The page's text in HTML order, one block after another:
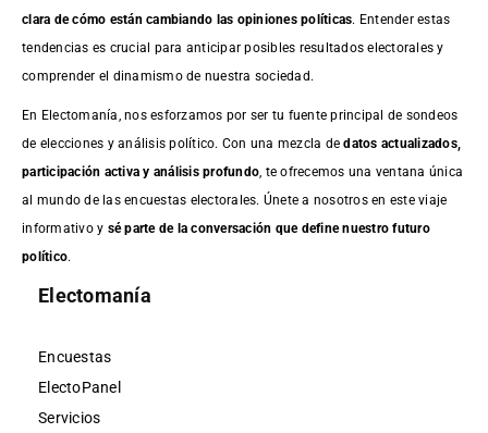
clara de cómo están cambiando las opiniones políticas. Entender estas
tendencias es crucial para anticipar posibles resultados electorales y
comprender el dinamismo de nuestra sociedad.
En Electomanía, nos esforzamos por ser tu fuente principal de sondeos
de elecciones y análisis político. Con una mezcla dedatos actualizados,
participación activa y análisis profundo , te ofrecemos una ventana única
al mundo de las encuestas electorales. Únete a nosotros en este viaje
informativo y sé parte de la conversación que define nuestro futuro
político.
Electomanía
Encuestas
ElectoPanel
Servicios